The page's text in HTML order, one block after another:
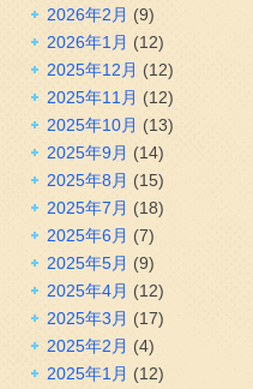
2026年2月 (9)
2026年1月 (12)
2025年12月 (12)
2025年11月 (12)
2025年10月 (13)
2025年9月 (14)
2025年8月 (15)
2025年7月 (18)
2025年6月 (7)
2025年5月 (9)
2025年4月 (12)
2025年3月 (17)
2025年2月 (4)
2025年1月 (12)